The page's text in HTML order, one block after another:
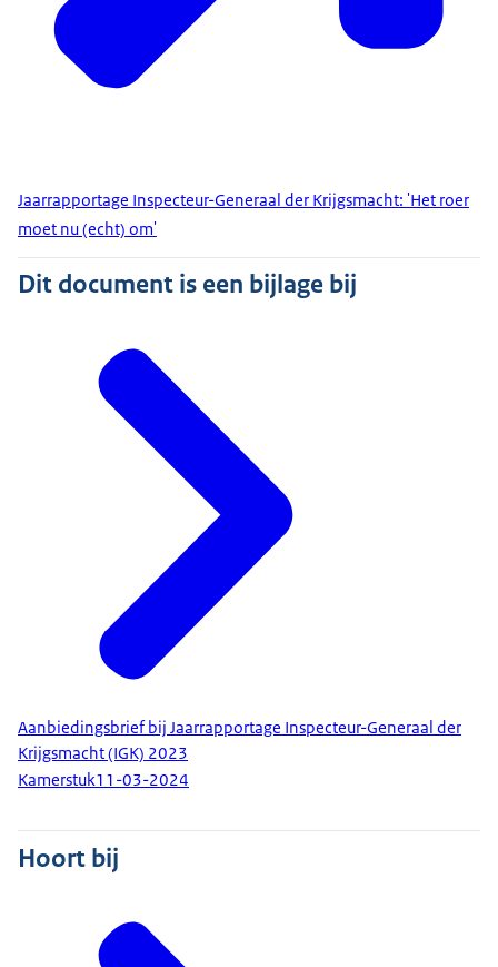
Jaarrapportage Inspecteur-Generaal der Krijgsmacht: 'Het roer
moet nu (echt) om'
Dit document is een bijlage bij
Aanbiedingsbrief bij Jaarrapportage Inspecteur-Generaal der
Krijgsmacht (IGK) 2023
Kamerstuk11-03-2024
Hoort bij